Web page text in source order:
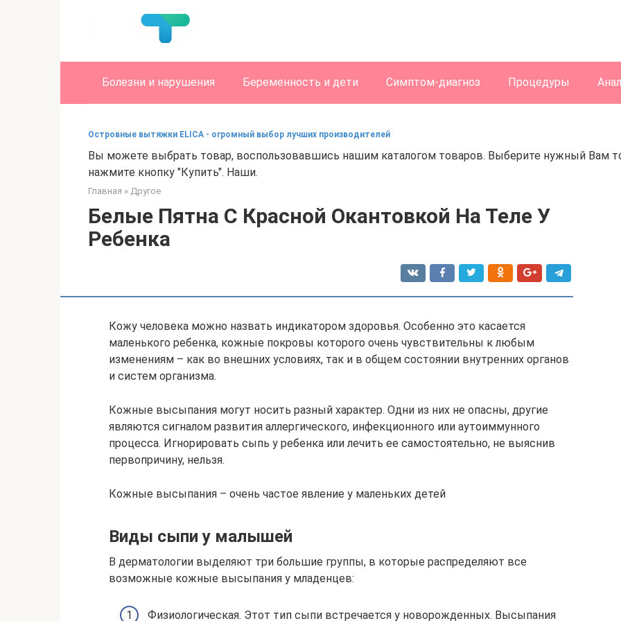
Болезни и нарушения Беременность и дети Симптом-диагноз Процедуры
Островные вытяжки ELICA - огромный выбор лучших производителей
Вы можете выбрать товар, воспользовавшись нашим каталогом товаров. Выберите нужный Вам
нажмите кнопку "Купить". Наши.
Главная » Другое
Белые Пятна С Красной Окантовкой На Теле У
Ребенка
Кожу человека можно назвать индикатором здоровья. Особенно это касается
маленького ребенка, кожные покровы которого очень чувствительны к любым
изменениям – как во внешних условиях, так и в общем состоянии внутренних органов
и систем организма.
Кожные высыпания могут носить разный характер. Одни из них не опасны, другие
являются сигналом развития аллергического, инфекционного или аутоиммунного
процесса. Игнорировать сыпь у ребенка или лечить ее самостоятельно, не выяснив
первопричину, нельзя.
Кожные высыпания – очень частое явление у маленьких детей
Виды сыпи у малышей
В дерматологии выделяют три большие группы, в которые распределяют все
возможные кожные высыпания у младенцев:
Физиологическая. Этот тип сыпи встречается у новорожденных. Высыпания